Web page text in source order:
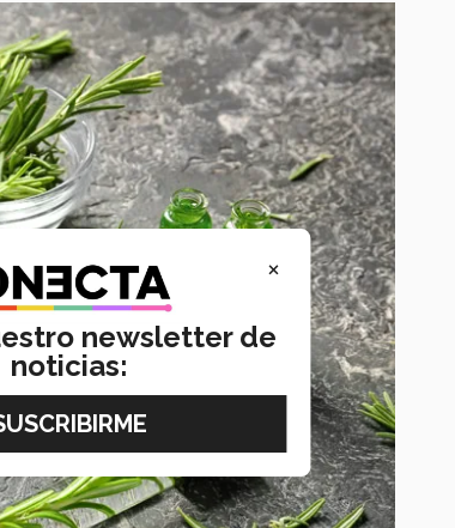
×
newsletter de
noticias: